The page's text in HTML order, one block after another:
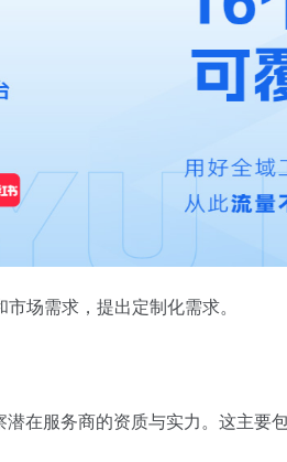
场需求，提出定制化需求。
在服务商的资质与实力。这主要